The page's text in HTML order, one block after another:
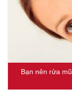
Bạn nên rửa